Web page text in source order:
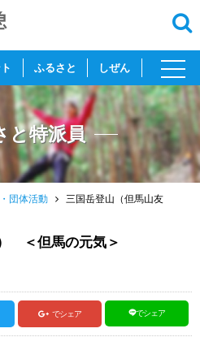
ふるさと しぜん
toggle
と特派員
団体活動
三国岳登山（但馬山友
＜但馬の元気＞
でシェア でシェア